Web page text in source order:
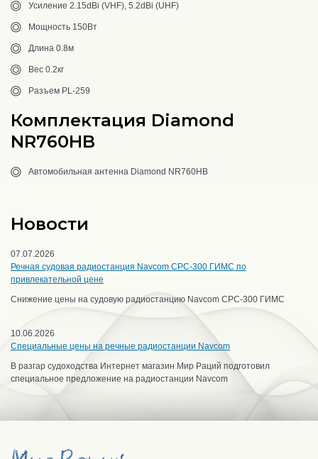
Усиление 2.15dBi (VHF), 5.2dBi (UHF)
Мощность 150Вт
Длина 0.8м
Вес 0.2кг
Разъем PL-259
Комплектация Diamond
NR760HB
Автомобильная антенна Diamond NR760HB
Новости
07.07.2026
Речная судовая радиостанция Navcom CPC-300 ГИМС по
привлекательной цене
Снижение цены на судовую радиостанцию Navcom CPC-300 ГИМС
10.06.2026
Специальные цены на речные радиостанции Navcom
В разгар судоходства Интернет магазин Мир Раций подготовил
специальное предложение на радиостанции Navcom